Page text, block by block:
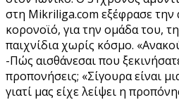
στη Mikriliga.com εξέφρασε την
κορονοϊό, για την ομάδα του,
παιχνίδια χωρίς κόσμο.
-Πώς αισθάνεσαι που
προπονήσεις; «Σίγουρα είναι
γιατί μας είχε λείψει η